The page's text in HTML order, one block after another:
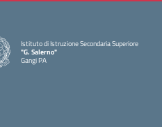
Istituto di Istruzione Secondaria Superiore
"G. Salerno"
Gangi PA
— Visita la pagina iniziale della scuola